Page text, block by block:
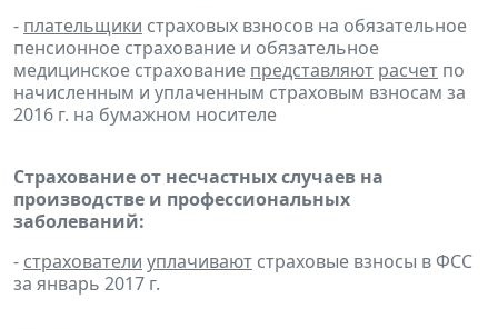
- плательщики страховых взносов на обязательное
пенсионное страхование и обязательное
медицинское страхование представляют расчет по
начисленным и уплаченным страховым взносам за
2016 г. на бумажном носителе
Страхование от несчастных случаев на
производстве и профессиональных
заболеваний:
- страхователи уплачивают страховые взносы в ФСС
за январь 2017 г.